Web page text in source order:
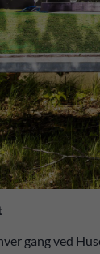
gang ved